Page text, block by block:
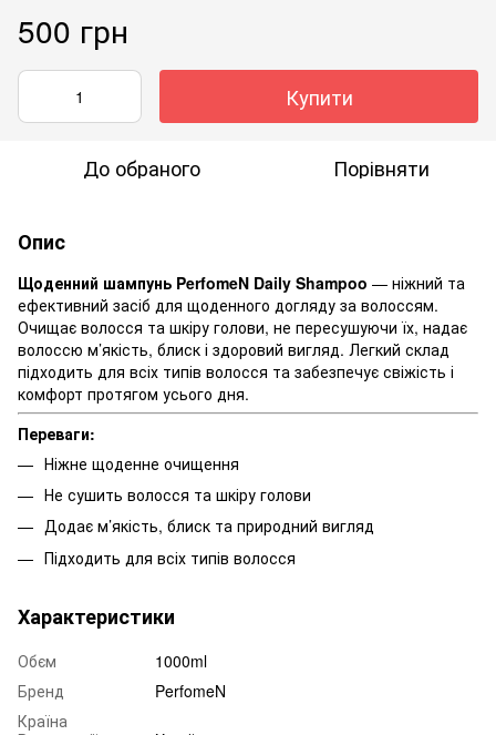
500 грн
Купити
До обраного Порівняти
Опис
Щоденний шампунь PerfomeN Daily Shampoo — ніжний та
ефективний засіб для щоденного догляду за волоссям.
Очищає волосся та шкіру голови, не пересушуючи їх, надає
волоссю м’якість, блиск і здоровий вигляд. Легкий склад
підходить для всіх типів волосся та забезпечує свіжість і
комфорт протягом усього дня.
Переваги:
Ніжне щоденне очищення
Не сушить волосся та шкіру голови
Додає м’якість, блиск та природний вигляд
Підходить для всіх типів волосся
Характеристики
Обєм
1000ml
Бренд
PerfomeN
Країна